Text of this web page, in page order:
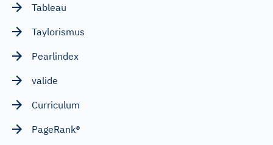
Tableau
Taylorismus
Pearlindex
valide
Curriculum
PageRank®